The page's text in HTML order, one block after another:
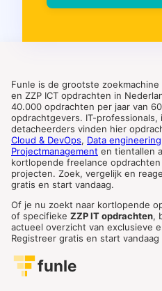
Funle is de grootste
en ZZP ICT opdrachten in
40.000 opdrachten per jaar van
opdrachtgevers. IT-professionals,
detacheerders vinden hier
Cloud & DevOps, Data engineering
Projectmanagement en tientallen
kortlopende freelance
projecten. Zoek, vergelijk en
gratis en start vandaag.
Of je nu zoekt naar kortlopende
of specifieke ZZP IT opdrachten,
actueel overzicht van exclusieve
Registreer gratis en start vandaag
funle